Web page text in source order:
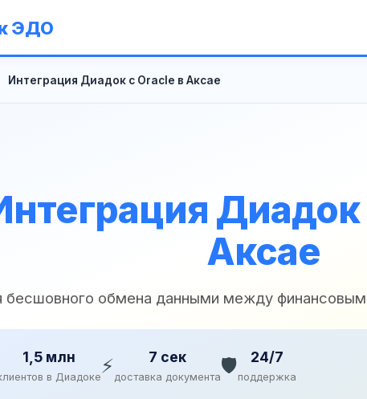
ЭДО
Интеграция Диадок с Oracle в Аксае
Диадок
Аксае
бесшовного обмена данными между
1,5 млн
в Диадоке ⚡ 7 сек
доставка документа🛡️ 24/7
поддержка